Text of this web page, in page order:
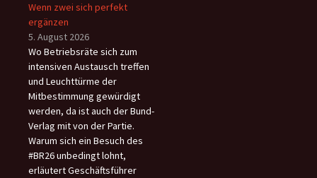
Wenn zwei sich perfekt
ergänzen
5. August 2026
Wo Betriebsräte sich zum
intensiven Austausch treffen
und Leuchttürme der
Mitbestimmung gewürdigt
werden, da ist auch der Bund-
Verlag mit von der Partie.
Warum sich ein Besuch des
#BR26 unbedingt lohnt,
erläutert Geschäftsführer